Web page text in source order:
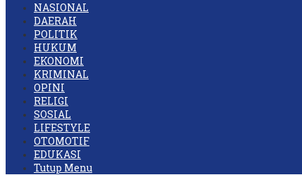
NASIONAL
DAERAH
POLITIK
HUKUM
EKONOMI
KRIMINAL
OPINI
RELIGI
SOSIAL
LIFESTYLE
OTOMOTIF
EDUKASI
Tutup Menu